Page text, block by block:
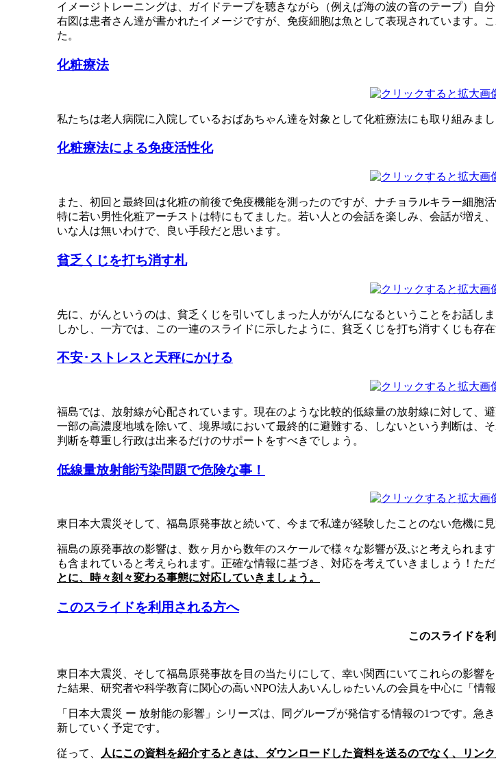
イメージトレーニングは、ガイドテープを聴きながら（例えば海の波の音のテープ）自
右図は患者さん達が書かれたイメージですが、免疫細胞は魚として表現されています。
た。
化粧療法
私たちは老人病院に入院しているおばあちゃん達を対象として化粧療法にも取り組みま
化粧療法による免疫活性化
また、初回と最終回は化粧の前後で免疫機能を測ったのですが、ナチョラルキラー細胞
特に若い男性化粧アーチストは特にもてました。若い人との会話を楽しみ、会話が増
いな人は無いわけで、良い手段だと思います。
貧乏くじを打ち消す札
先に、がんというのは、貧乏くじを引いてしまった人ががんになるということをお話しま
しかし、一方では、この一連のスライドに示したように、貧乏くじを打ち消すくじも存
不安･ストレスと天秤にかける
福島では、放射線が心配されています。現在のような比較的低線量の放射線に対して、
一部の高濃度地域を除いて、境界域において最終的に避難する、しないという判断は
判断を尊重し行政は出来るだけのサポートをすべきでしょう。
低線量放射能汚染問題で危険な事！
東日本大震災そして、福島原発事故と続いて、今まで私達が経験したことのない危機に見
福島の原発事故の影響は、数ヶ月から数年のスケールで様々な影響が及ぶと考えられま
も含まれていると考えられます。正確な情報に基づき、対応を考えていきましょう！ただ
とに、時々刻々変わる事態に対応していきましょう。
このスライドを利用される方へ
このスライドを
東日本大震災、そして福島原発事故を目の当たりにして、幸い関西にいてこれらの影響
た結果、研究者や科学教育に関心の高いNPO法人あいんしゅたいんの会員を中心に「情
「日本大震災 ー 放射能の影響」シリーズは、同グループが発信する情報の1つです。
新していく予定です。
従って、 人にこの資料を紹介するときは、ダウンロードした資料を送るのでなく、リン